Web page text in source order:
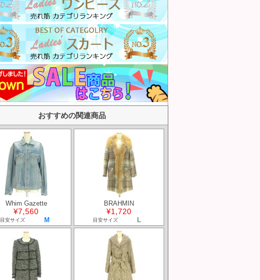
おすすめの関連商品
Whim Gazette
¥7,560
目安サイズ M
BRAHMIN
¥1,720
目安サイズ L